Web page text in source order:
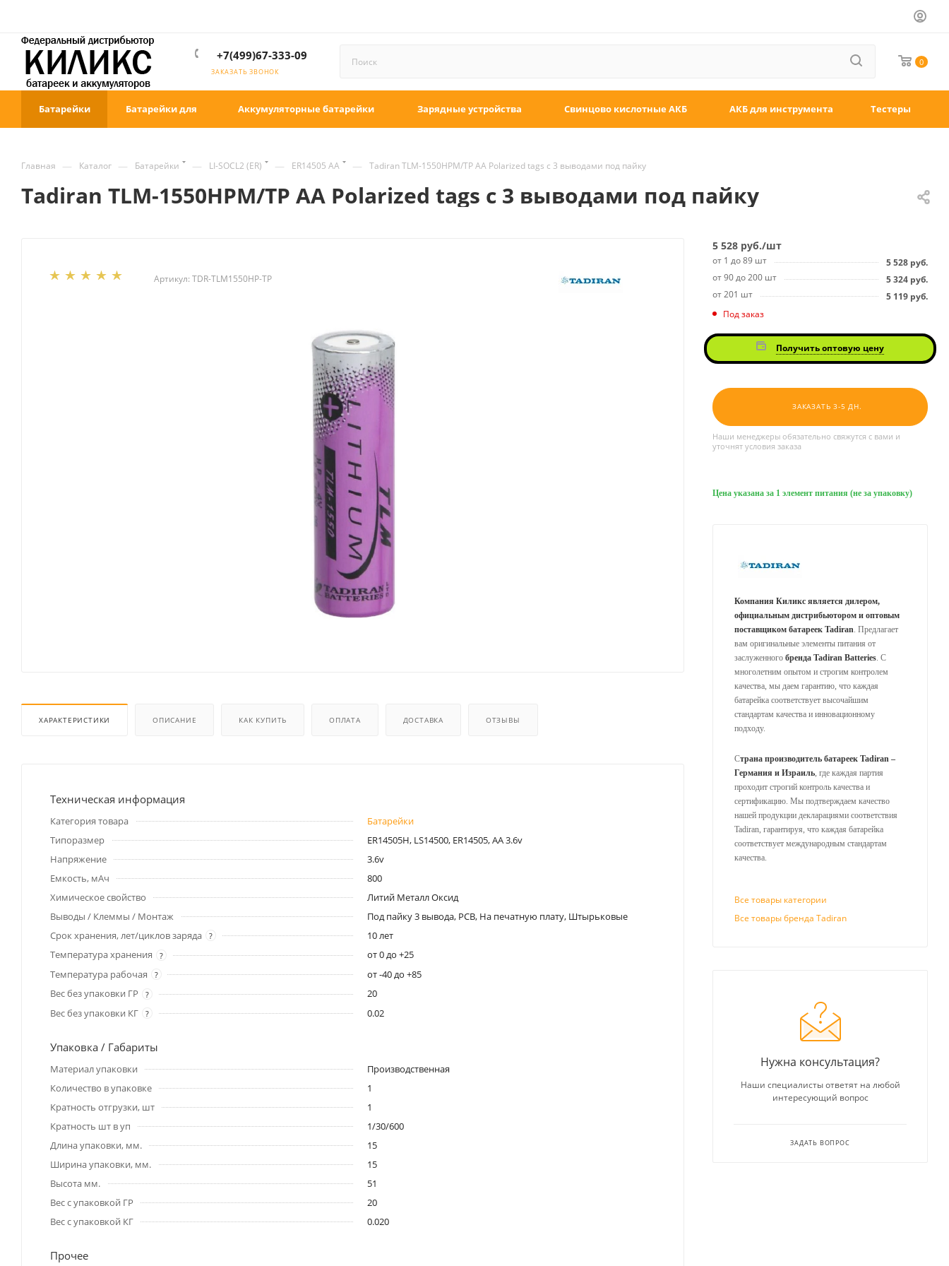
+7(499)67-333-09
ЗАКАЗАТЬ ЗВОНОК
0
Батарейки Батарейки для Аккумуляторные батарейки Зарядные устройства Свинцово кислотные АКБ АКБ для инструмента Тестеры
Главная — Каталог — Батарейки — LI-SOCL2 (ER) — ER14505 AA — Tadiran TLM-1550HPM/TP AA Polarized tags с 3 выводами под пайку
Tadiran TLM-1550HPM/TP AA Polarized tags с 3 выводами под пайку
Артикул: TDR-TLM1550HP-TP
ХАРАКТЕРИСТИКИ ОПИСАНИЕ КАК КУПИТЬ ОПЛАТА ДОСТАВКА ОТЗЫВЫ
Техническая информация
Категория товара
Батарейки
Типоразмер
ER14505H, LS14500, ER14505, AA 3.6v
Напряжение
3.6v
Емкость, мАч
800
Химическое свойство
Литий Металл Оксид
Выводы / Клеммы / Монтаж
Под пайку 3 вывода, PCB, На печатную плату, Штырьковые
Срок хранения, лет/циклов заряда
?
10 лет
Температура хранения
?
от 0 до +25
Температура рабочая
?
от -40 до +85
Вес без упаковки ГР
?
20
Вес без упаковки КГ
? 0.02
Упаковка / Габариты
Материал упаковки
Производственная
Количество в упаковке
1
Кратность отгрузки, шт
1
Кратность шт в уп
1/30/600
Длина упаковки, мм.
15
Ширина упаковки, мм.
15
Высота мм.
51
Вес с упаковкой ГР
20
Вес с упаковкой КГ
0.020
Прочее
5 528 руб./шт
от 1 до 89 шт 5 528 руб.
от 90 до 200 шт
5 324 руб.
от 201 шт
5 119 руб.
Под заказ
Получить оптовую цену
ЗАКАЗАТЬ 3-5 ДН.
Наши менеджеры обязательно свяжутся с вами и
уточнят условия заказа
Цена указана за 1 элемент питания (не за упаковку)
Компания Киликс является дилером,
официальным дистрибьютором и оптовым
поставщиком батареек Tadiran . Предлагает
вам оригинальные элементы питания от
заслуженного бренда Tadiran Batteries . С
многолетним опытом и строгим контролем
качества, мы даем гарантию, что каждая
батарейка соответствует высочайшим
стандартам качества и инновационному
подходу.
Страна производитель батареек Tadiran –
Германия и Израиль, где каждая партия
проходит строгий контроль качества и
сертификацию. Мы подтверждаем качество
нашей продукции декларациями соответствия
Tadiran, гарантируя, что каждая батарейка
соответствует международным стандартам
качества.
Все товары категории
Все товары бренда Tadiran
Нужна консультация?
Наши специалисты ответят на любой
интересующий вопрос
ЗАДАТЬ ВОПРОС